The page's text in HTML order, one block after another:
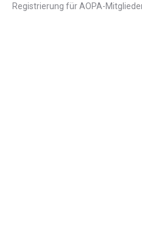
Registrierung für AOPA-